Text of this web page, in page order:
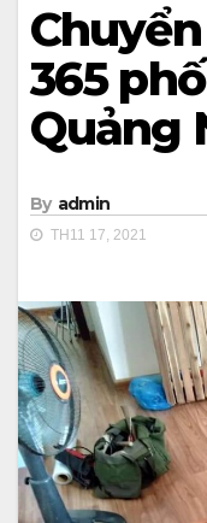
365
Quảng
By admin
TH11 17, 2021